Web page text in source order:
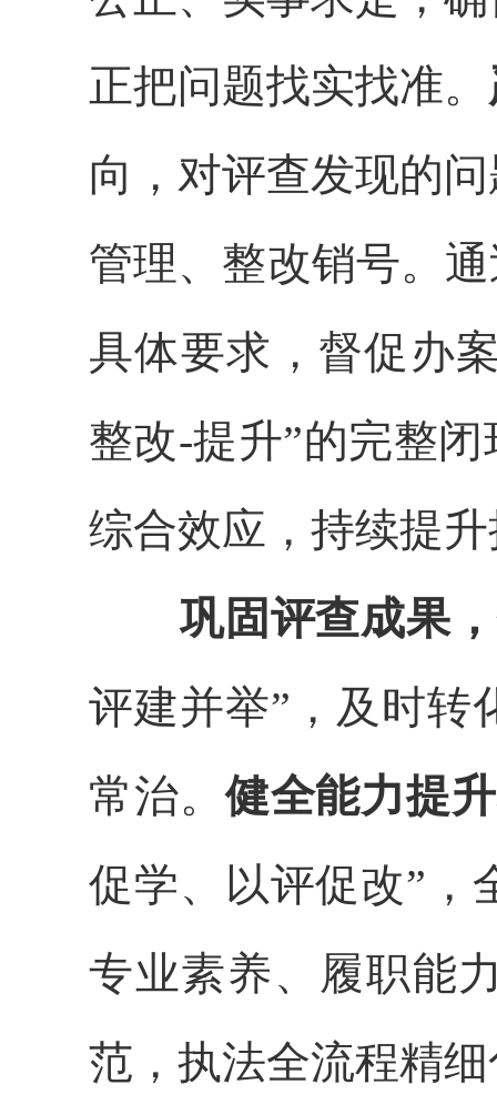
正把问题找实找准。
向， 对评查发现的
管理、整改销号。
具体要求，督促 办
整改-提升”的完整闭
综合效应，持续提
巩固评查成果
评建并举”，及时转
常治。健全能力提
促学、以评促改”，
专业素养、 履职能
范，执法全流程精